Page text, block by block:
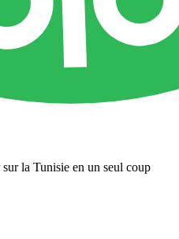
la Tunisie en un seul coup